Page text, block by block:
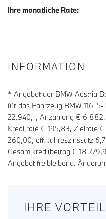
Ihre monatliche Rate:
INFORMATION
* Angebot der BMW Austria
für das Fahrzeug BMW 116i
22.940,-, Anzahlung € 6 882
Kreditrate € 195,83, Zielrate €
260,00, eff. Jahreszinssatz
Gesamtkreditbetrag € 18
Angebot freibleibend.
IHRE